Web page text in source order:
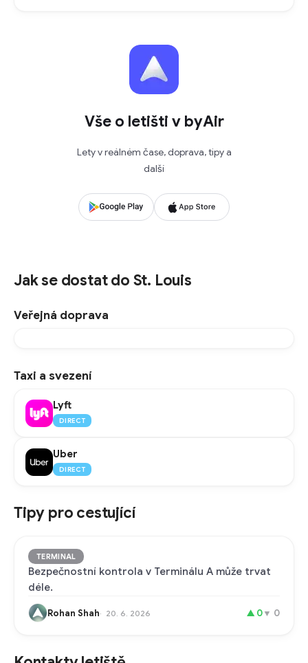
Vše o letišti v byAir
Lety v reálném čase, doprava, tipy a
další
Jak se dostat do St. Louis
Veřejná doprava
Taxi a svezení
Lyft
DIRECT
Uber
DIRECT
Tipy pro cestující
TERMINAL
Bezpečnostní kontrola v Terminálu A může trvat
déle.
Rohan Shah 20. 6. 2026 ▲ 0▼ 0